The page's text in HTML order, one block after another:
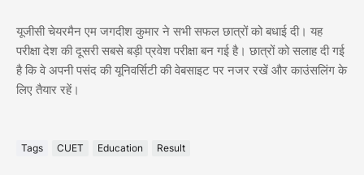
यूजीसी चेयरमैन एम जगदीश कुमार ने सभी सफल छात्रों को बधाई दी। यह
परीक्षा देश की दूसरी सबसे बड़ी प्रवेश परीक्षा बन गई है। छात्रों को सलाह दी गई
है कि वे अपनी पसंद की यूनिवर्सिटी की वेबसाइट पर नजर रखें और काउंसलिंग के
लिए तैयार रहें।
Tags CUET Education Result